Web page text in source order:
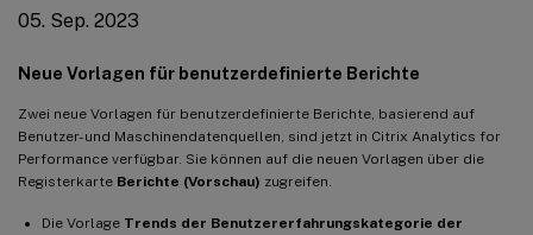
05. Sep. 2023
Neue Vorlagen für benutzerdefinierte Berichte
Zwei neue Vorlagen für benutzerdefinierte Berichte, basierend auf
Benutzer- und Maschinendatenquellen, sind jetzt in Citrix Analytics for
Performance verfügbar. Sie können auf die neuen Vorlagen über die
Registerkarte Berichte (Vorschau) zugreifen.
Die Vorlage Trends der Benutzererfahrungskategorie der